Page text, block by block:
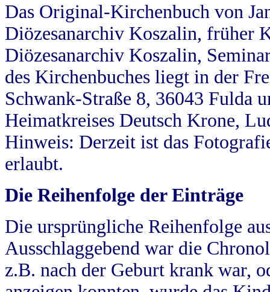
Das Original-Kirchenbuch von
Diözesanarchiv Koszalin, früher
Diözesanarchiv Koszalin,
des Kirchenbuches liegt in der
Schwank-Straße 8, 36043 Fulda
Heimatkreises Deutsch Krone,
Hinweis: Derzeit ist das
erlaubt.
Die Reihenfolge der Einträge
Die ursprüngliche Reihenfolge
Ausschlaggebend war die
z.B. nach der Geburt krank war,